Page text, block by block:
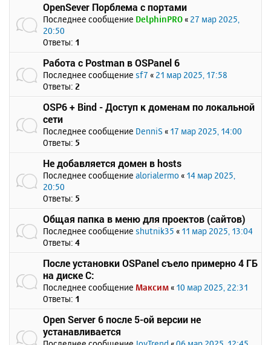
OpenSever Порблема с портами
Последнее сообщение DelphinPRO « 27 мар 2025,
20:50
Ответы: 1
Работа с Postman в OSPanel 6
Последнее сообщение sf7 « 21 мар 2025, 17:58
Ответы: 2
OSP6 + Bind - Доступ к доменам по локальной
сети
Последнее сообщение DenniS « 17 мар 2025, 14:00
Ответы: 5
Не добавляется домен в hosts
Последнее сообщение alorialermo « 14 мар 2025,
20:50
Ответы: 5
Общая папка в меню для проектов (сайтов)
Последнее сообщение shutnik35 « 11 мар 2025, 13:04
Ответы: 4
После установки OSPanel съело примерно 4 ГБ
на диске C:
Последнее сообщение Максим « 10 мар 2025, 22:31
Ответы: 1
Open Server 6 после 5-ой версии не
устанавливается